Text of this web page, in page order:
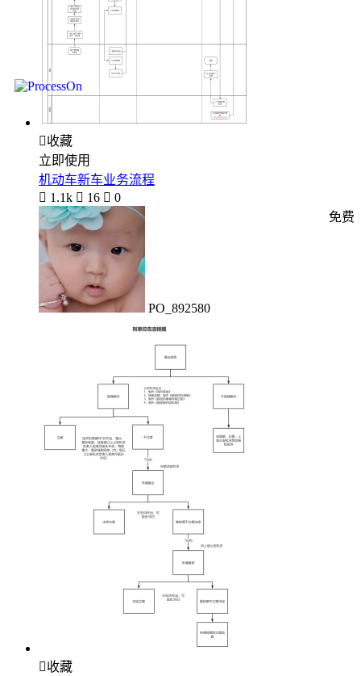
收藏
立即使用
机动车新车业务流程
 1.1k  16  0
PO_892580
免费
收藏